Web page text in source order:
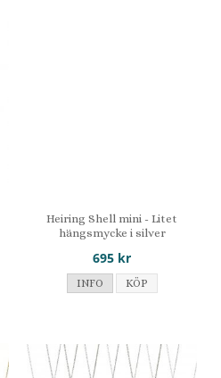
Heiring Shell mini - Litet
hängsmycke i silver
695 kr
INFO KÖP